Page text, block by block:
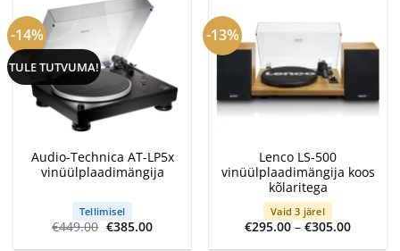
-14%
TULE TUTVUMA!
Audio-Technica AT-LP5x
vinüülplaadimängija
Tellimisel
€449.00 Algne
hind
€385.00Current
-13%
Lenco LS-500
vinüülplaadimängija koos
kõlaritega
Vaid 3 järel
€295.00 – €305.00Price